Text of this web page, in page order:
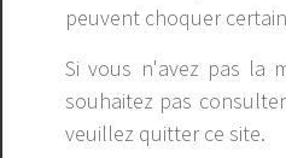
peuvent choquer
Si vous n'avez pas la
souhaitez pas
veuillez quitter ce site.